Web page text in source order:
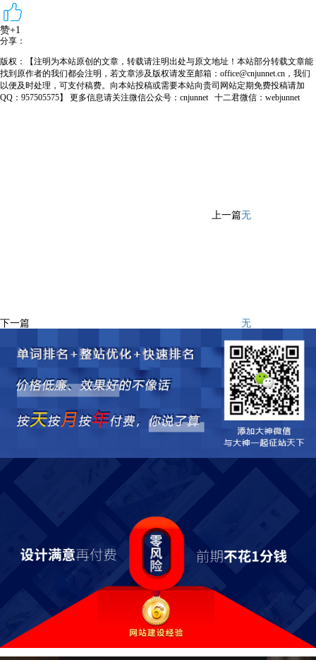
赞+1
分享：
版权：【注明为本站原创的文章，转载请注明出处与原文地址！本站部分转载文章能
找到原作者的我们都会注明，若文章涉及版权请发至邮箱：office@cnjunnet.cn，我们
以便及时处理，可支付稿费。向本站投稿或需要本站向贵司网站定期免费投稿请加
QQ：957505575】 更多信息请关注微信公众号：cnjunnet 十二君微信：webjunnet
上一篇无
下一篇 无